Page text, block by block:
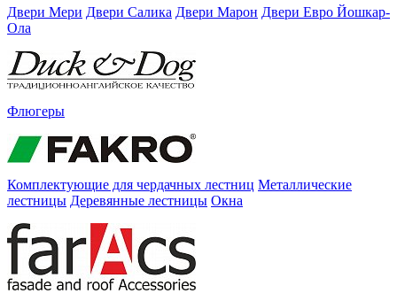
Двери Мери Двери Салика Двери Марон Двери Евро Йошкар-
Ола
Флюгеры
Комплектующие для чердачных лестниц Металлические
лестницы Деревянные лестницы Окна